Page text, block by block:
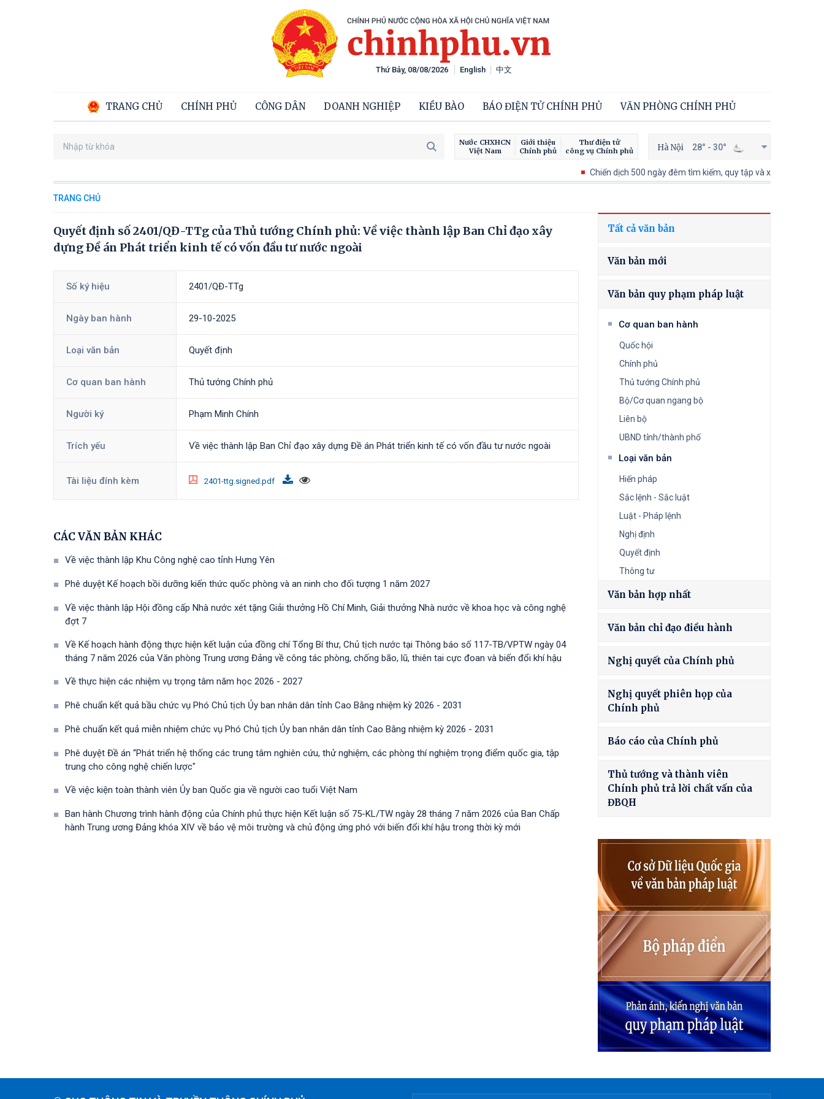
English 中文
TRANG CHỦ CHÍNH PHỦ CÔNG DÂN DOANH NGHIỆP KIỀU BÀO BÁO ĐIỆN TỬ CHÍNH PHỦ VĂN PHÒNG CHÍNH PHỦ
Thứ Bảy, 08/08/2026
Nước CHXHCN
Việt Nam
Giới thiệu
Chính phủ
Thư điện tử
công vụ Chính phủ
Hà Nội 28° - 30°
Chiến dịch 500 ngày đêm tìm kiếm, quy tập và xác định danh tính
TRANG CHỦ
Quyết định số 2401/QĐ-TTg của Thủ tướng Chính phủ: Về việc thành lập Ban Chỉ đạo xây
dựng Đề án Phát triển kinh tế có vốn đầu tư nước ngoài
Số ký hiệu 2401/QĐ-TTg
Ngày ban hành 29-10-2025
Loại văn bản Quyết định
Cơ quan ban hành Thủ tướng Chính phủ
Người ký Phạm Minh Chính
Trích yếu Về việc thành lập Ban Chỉ đạo xây dựng Đề án Phát triển kinh tế có vốn đầu tư nước ngoài
Tài liệu đính kèm 2401-ttg.signed.pdf
CÁC VĂN BẢN KHÁC
Về việc thành lập Khu Công nghệ cao tỉnh Hưng Yên
Phê duyệt Kế hoạch bồi dưỡng kiến thức quốc phòng và an ninh cho đối tượng 1 năm 2027
Về việc thành lập Hội đồng cấp Nhà nước xét tặng Giải thưởng Hồ Chí Minh, Giải thưởng Nhà nước về khoa học và công nghệ
đợt 7
Về Kế hoạch hành động thực hiện kết luận của đồng chí Tổng Bí thư, Chủ tịch nước tại Thông báo số 117-TB/VPTW ngày 04
tháng 7 năm 2026 của Văn phòng Trung ương Đảng về công tác phòng, chống bão, lũ, thiên tai cực đoan và biến đổi khí hậu
Về thực hiện các nhiệm vụ trọng tâm năm học 2026 - 2027
Phê chuẩn kết quả bầu chức vụ Phó Chủ tịch Ủy ban nhân dân tỉnh Cao Bằng nhiệm kỳ 2026 - 2031
Phê chuẩn kết quả miễn nhiệm chức vụ Phó Chủ tịch Ủy ban nhân dân tỉnh Cao Bằng nhiệm kỳ 2026 - 2031
Phê duyệt Đề án “Phát triển hệ thống các trung tâm nghiên cứu, thử nghiệm, các phòng thí nghiệm trọng điểm quốc gia, tập
trung cho công nghệ chiến lược"
Về việc kiện toàn thành viên Ủy ban Quốc gia về người cao tuổi Việt Nam
Ban hành Chương trình hành động của Chính phủ thực hiện Kết luận số 75-KL/TW ngày 28 tháng 7 năm 2026 của Ban Chấp
hành Trung ương Đảng khóa XIV về bảo vệ môi trường và chủ động ứng phó với biến đổi khí hậu trong thời kỳ mới
Tất cả văn bản
Văn bản mới
Văn bản quy phạm pháp luật
Cơ quan ban hành
Quốc hội
Chính phủ
Thủ tướng Chính phủ
Bộ/Cơ quan ngang bộ
Liên bộ
UBND tỉnh/thành phố
Loại văn bản
Hiến pháp
Sắc lệnh - Sắc luật
Luật - Pháp lệnh
Nghị định
Quyết định
Thông tư
Văn bản hợp nhất
Văn bản chỉ đạo điều hành
Nghị quyết của Chính phủ
Nghị quyết phiên họp của
Chính phủ
Báo cáo của Chính phủ
Thủ tướng và thành viên
Chính phủ trả lời chất vấn của
ĐBQH